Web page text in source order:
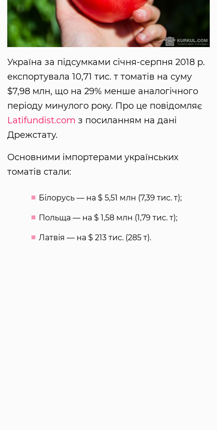
Україна за підсумками січня-серпня 2018 р.
експортувала 10,71 тис. т томатів на суму
$7,98 млн, що на 29% менше аналогічного
періоду минулого року. Про це повідомляє
Latifundist.com з посиланням на дані
Дрежстату.
Основними імпортерами українських
томатів стали:
Білорусь — на $ 5,51 млн (7,39 тис. т);
Польща — на $ 1,58 млн (1,79 тис. т);
Латвія — на $ 213 тис. (285 т).